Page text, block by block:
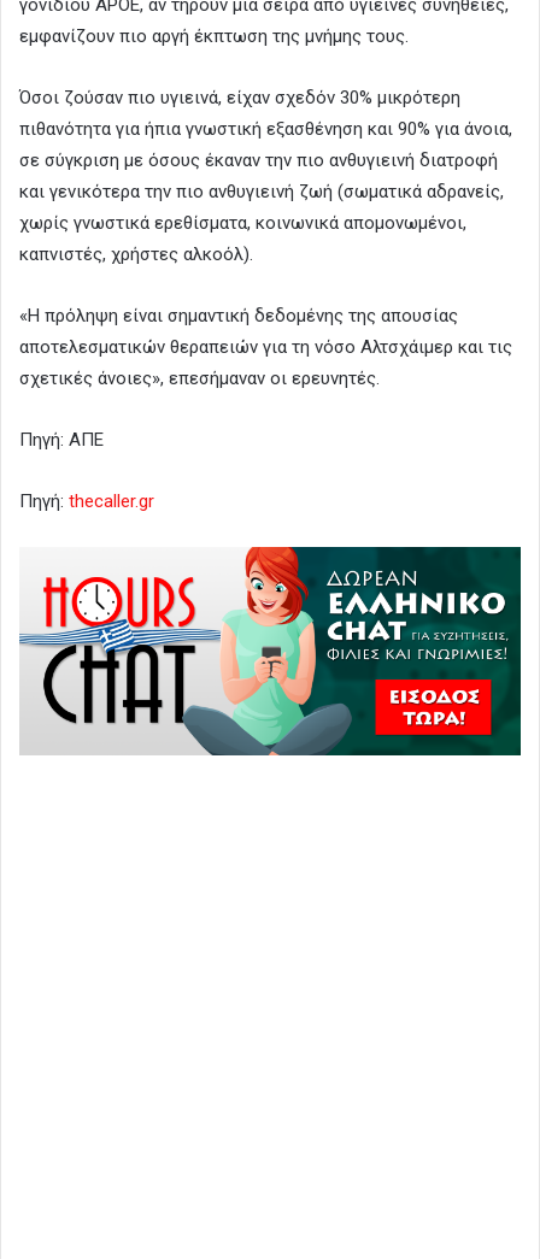
γονιδίου ΑΡΟΕ, αν τηρούν μια σειρά από υγιεινές συνήθειες,
εμφανίζουν πιο αργή έκπτωση της μνήμης τους.
Όσοι ζούσαν πιο υγιεινά, είχαν σχεδόν 30% μικρότερη
πιθανότητα για ήπια γνωστική εξασθένηση και 90% για άνοια,
σε σύγκριση με όσους έκαναν την πιο ανθυγιεινή διατροφή
και γενικότερα την πιο ανθυγιεινή ζωή (σωματικά αδρανείς,
χωρίς γνωστικά ερεθίσματα, κοινωνικά απομονωμένοι,
καπνιστές, χρήστες αλκοόλ).
«Η πρόληψη είναι σημαντική δεδομένης της απουσίας
αποτελεσματικών θεραπειών για τη νόσο Αλτσχάιμερ και τις
σχετικές άνοιες», επεσήμαναν οι ερευνητές.
Πηγή: ΑΠΕ
Πηγή: thecaller.gr